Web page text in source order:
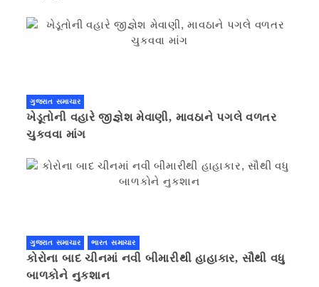
ગુજરાત સમાચાર
ખેડૂતોની વહારે જીજ્ઞેશ મેવાણી, માવઠાને પગલે વળતર
ચુકવવા માંગ
ગુજરાત સમાચાર ભારત સમાચાર
કોરોના બાદ ચીનમાં નવી બીમારીથી હાહાકાર, સૌથી વધુ
બાળકોને નુકશાન